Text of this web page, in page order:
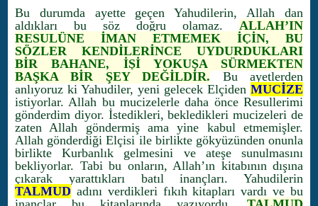
Bu durumda ayette geçen Yahudilerin, Allah dan
aldıkları bu söz doğru olamaz. ALLAH’IN
RESULÜNE İMAN ETMEMEK İÇİN, BU
SÖZLER KENDİLERİNCE UYDURDUKLARI
BİR BAHANE, İŞİ YOKUŞA SÜRMEKTEN
BAŞKA BİR ŞEY DEĞİLDİR. Bu ayetlerden
anlıyoruz ki Yahudiler, yeni gelecek Elçiden MUCİZE
istiyorlar. Allah bu mucizelerle daha önce Resullerimi
gönderdim diyor. İstedikleri, bekledikleri mucizeleri de
zaten Allah göndermiş ama yine kabul etmemişler.
Allah gönderdiği Elçisi ile birlikte gökyüzünden onunla
birlikte Kurbanlık gelmesini ve ateşe sunulmasını
bekliyorlar. Tabi bu onların, Allah’ın kitabının dışına
çıkarak yarattıkları batıl inançları. Yahudilerin
TALMUD adını verdikleri fıkıh kitapları vardı ve bu